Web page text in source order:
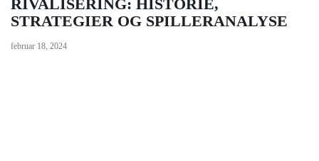
RIVALISERING: HISTORIE,
STRATEGIER OG SPILLERANALYSE
februar 18, 2024